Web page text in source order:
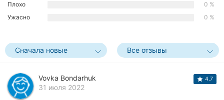
Николаев
Полтава
Чернигов
Черкассы
Плохо
0 %
Ужасно
0 %
Сначала новые Все отзывы
Vovka Bondarhuk
31 июля 2022
4.7